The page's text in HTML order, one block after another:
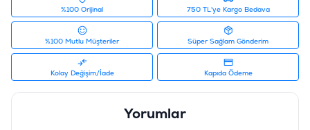
Ürün Filtreleri
Barkod
:
8698995032674
Tedarikçi Ürün Kodu
%100 Orijinal 750 TL'ye Kargo Bedava
%100 Mutlu Müşteriler Süper Sağlam Gönderim
Kolay Değişim/İade Kapıda Ödeme
Yorumlar